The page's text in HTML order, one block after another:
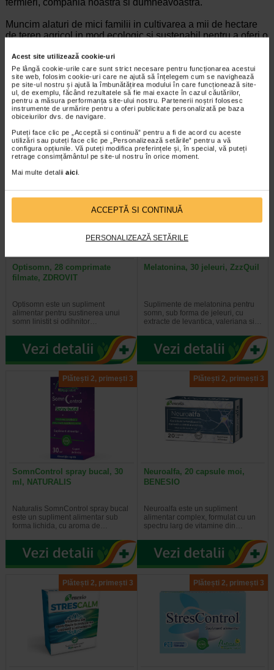
Acest site utilizează cookie-uri
Pe lângă cookie-urile care sunt strict necesare pentru funcționarea acestui
site web, folosim cookie-uri care ne ajută să înțelegem cum se navighează
pe site-ul nostru și ajută la îmbunătățirea modului în care funcționează site-
ul, de exemplu, făcând rezultatele să fie mai exacte în cazul căutărilor,
pentru a măsura performanța site-ului nostru. Partenerii noștri folosesc
instrumente de urmărire pentru a oferi publicitate personalizată pe baza
obiceiurilor dvs. de navigare.
Puteți face clic pe „Acceptă si continuă” pentru a fi de acord cu aceste
utilizări sau puteți face clic pe „Personalizează setările” pentru a vă
configura opțiunile. Vă puteți modifica preferințele și, în special, vă puteți
retrage consimțământul pe site-ul nostru în orice moment.
Mai multe detalii aici.
ACCEPTĂ SI CONTINUĂ
PERSONALIZEAZĂ SETĂRILE
fermieri, compania noastra si dumneavoastra.
Muncim alaturi de mici familii in cultivarea a mii de hectare
de teren agricol in mod ecologic si sustenabil pentru a oferi o
dumneavoastra sanatate si fericire.
Producator: ORGANIC INDIA
*Pentru pret te asteptam in cea mai apropiata farmacie Catena
VEZI PRODUSE DIN ACEEASI CATEGORIE
Optisomn, 28 comprimate
filmate, ZDROVIT
Optisomn este un supliment
alimentar pentru sustinerea unui
somn linistit si odihnitor…
Melatonina, 30 jeleuri, ZzzQuil
Suplimente de melatonina pentru
somn, sub forma de jeleuri, cu
extracte de levantica, valeriana si…
Plătești 2, primești 3
SomnControl spray bucal, 30
ml, NATURALIS
Naturalis SomnControl spray bucal
este un supliment alimentar sub
forma lichida, cu aroma de…
Plătești 2, primești 3
Neuroalfa, 20 capsule moi,
BENESIO
Neuroalfa este un supliment
alimentar complex, formulat cu un
spectru larg de vitamine din…
Plătești 2, primești 3 Plătești 2, primești 3